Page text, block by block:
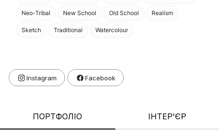
Neo-Tribal New School Old School Realism
Sketch Traditional Watercolour
Facebook
ПОРТФОЛІО ІНТЕР'ЄР